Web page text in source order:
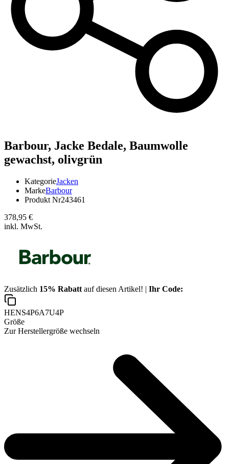
Barbour, Jacke Bedale, Baumwolle
gewachst, olivgrün
KategorieJacken
MarkeBarbour
Produkt Nr243461
378,95 €
inkl. MwSt.
Zusätzlich 15% Rabatt auf diesen Artikel! | Ihr Code:
HENS4P6A7U4P
Größe
Zur Herstellergröße wechseln